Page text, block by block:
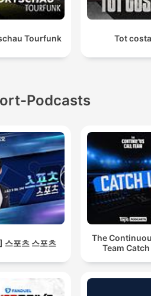
Tourfunk Tot costa
Podcasts
스포츠 스포츠
The
Team Catch